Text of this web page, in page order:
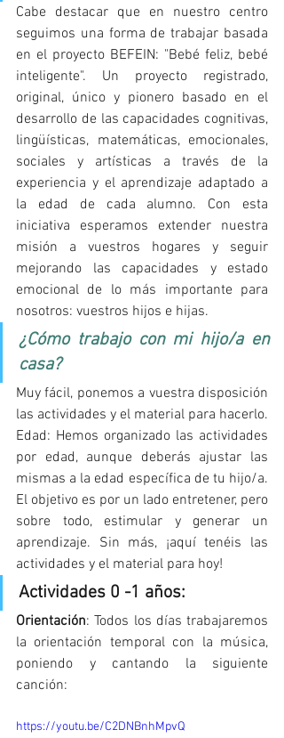
Cabe destacar que en nuestro centro
seguimos una forma de trabajar basada
en el proyecto BEFEIN: "Bebé feliz, bebé
inteligente". Un proyecto registrado,
original, único y pionero basado en el
desarrollo de las capacidades cognitivas,
lingüísticas, matemáticas, emocionales,
sociales y artísticas a través de la
experiencia y el aprendizaje adaptado a
la edad de cada alumno. Con esta
iniciativa esperamos extender nuestra
misión a vuestros hogares y seguir
mejorando las capacidades y estado
emocional de lo más importante para
nosotros: vuestros hijos e hijas.
¿Cómo trabajo con mi hijo/a en
casa?
Muy fácil, ponemos a vuestra disposición
las actividades y el material para hacerlo.
Edad: Hemos organizado las actividades
por edad, aunque deberás ajustar las
mismas a la edad específica de tu hijo/a.
El objetivo es por un lado entretener, pero
sobre todo, estimular y generar un
aprendizaje. Sin más, ¡aquí tenéis las
actividades y el material para hoy!
Actividades 0 -1 años:
Orientación: Todos los días trabajaremos
la orientación temporal con la música,
poniendo y cantando la siguiente
canción:
https://youtu.be/C2DNBnhMpvQ